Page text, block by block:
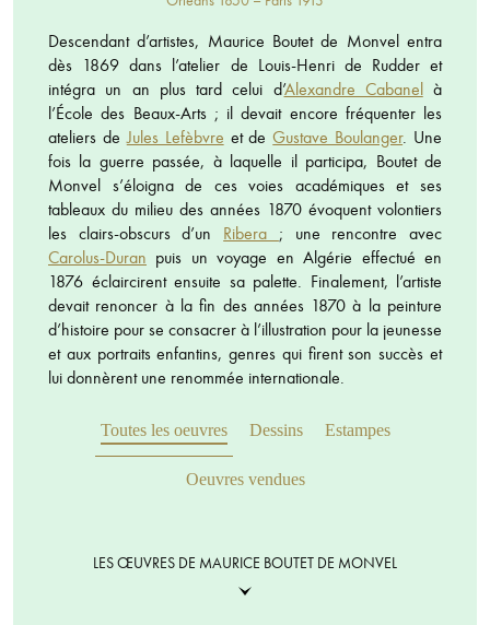
Descendant d’artistes, Maurice Boutet de Monvel entra
dès 1869 dans l’atelier de Louis-Henri de Rudder et
intégra un an plus tard celui d’Alexandre Cabanelà
l’École des Beaux-Arts ; il devait encore fréquenter les
ateliers deJules Lefèbvre et deGustave Boulanger. Une
fois la guerre passée, à laquelle il participa, Boutet de
Monvel s’éloigna de ces voies académiques et ses
tableaux du milieu des années 1870 évoquent volontiers
les clairs-obscurs d’un Ribera ; une rencontre avec
Carolus-Duran puis un voyage en Algérie effectué en
1876 éclaircirent ensuite sa palette. Finalement, l’artiste
devait renoncer à la fin des années 1870 à la peinture
d’histoire pour se consacrer à l’illustration pour la jeunesse
et aux portraits enfantins, genres qui firent son succès et
lui donnèrent une renommée internationale.
Toutes les oeuvres Dessins Estampes
Oeuvres vendues
LES ŒUVRES DE MAURICE BOUTET DE MONVEL